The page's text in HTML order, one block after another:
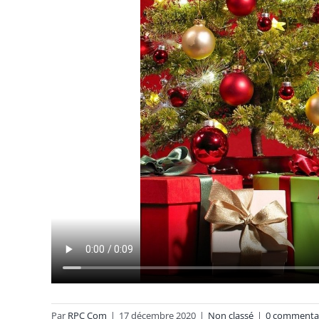
Par RPC Com | 17 décembre 2020 | Non classé | 0